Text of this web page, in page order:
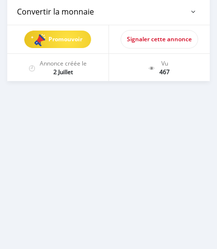
Convertir la monnaie
Promouvoir Signaler cette annonce
Annonce créée le
2 Juillet
Vu
467